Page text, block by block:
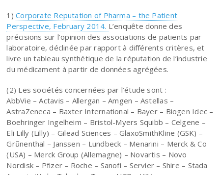
1)Corporate Reputation of Pharma – the Patient
Perspective, February 2014. L’enquête donne des
précisions sur l’opinion des associations de patients par
laboratoire, déclinée par rapport à différents critères, et
livre un tableau synthétique de la réputation de l’industrie
du médicament à partir de données agrégées.
(2) Les sociétés concernées par l’étude sont :
AbbVie – Actavis – Allergan – Amgen – Astellas –
AstraZeneca – Baxter International – Bayer – Biogen Idec –
Boehringer Ingelheim – Bristol-Myers Squibb – Celgene –
Eli Lilly (Lilly) – Gilead Sciences – GlaxoSmithKline (GSK) –
Grũnenthal – Janssen – Lundbeck – Menarini – Merck & Co
(USA) – Merck Group (Allemagne) – Novartis – Novo
Nordisk – Pfizer – Roche – Sanofi – Servier – Shire – Stada